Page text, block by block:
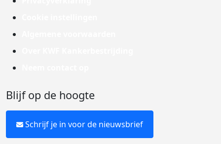
Blijf op de hoogte
Schrijf je in voor de nieuwsbrief